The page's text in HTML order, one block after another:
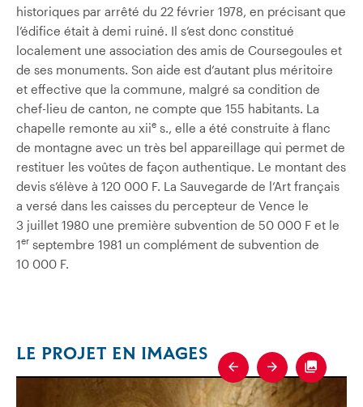
historiques par arrêté du 22 février 1978, en précisant que
l’édifice était à demi ruiné. Il s’est donc constitué
localement une association des amis de Coursegoules et
de ses monuments. Son aide est d’autant plus méritoire
et effective que la commune, malgré sa condition de
chef-lieu de canton, ne compte que 155 habitants. La
chapelle remonte au xiie s., elle a été construite à flanc
de montagne avec un très bel appareillage qui permet de
restituer les voûtes de façon authentique. Le montant des
devis s’élève à 120 000 F. La Sauvegarde de l’Art français
a versé dans les caisses du percepteur de Vence le
3 juillet 1980 une première subvention de 50 000 F et le
1er septembre 1981 un complément de subvention de
10 000 F.
LE PROJET EN IMAGES
Previous
Next